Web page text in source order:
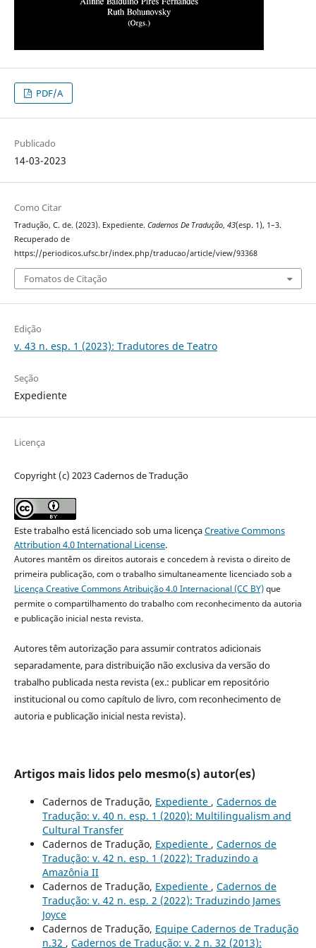
PDF/A
Publicado
14-03-2023
Como Citar
Tradução, C. de. (2023). Expediente. Cadernos De Tradução, 43(esp. 1), 1–3.
Recuperado de
https://periodicos.ufsc.br/index.php/traducao/article/view/93368
Fomatos de Citação
Edição
v. 43 n. esp. 1 (2023): Tradutores de Teatro
Seção
Expediente
Licença
Copyright (c) 2023 Cadernos de Tradução
Este trabalho está licenciado sob uma licençaCreative Commons
Attribution 4.0 International License.
Autores mantêm os direitos autorais e concedem à revista o direito de
primeira publicação, com o trabalho simultaneamente licenciado sob a
Licença Creative Commons Atribuição 4.0 Internacional (CC BY)que
permite o compartilhamento do trabalho com reconhecimento da autoria
e publicação inicial nesta revista.
Autores têm autorização para assumir contratos adicionais
separadamente, para distribuição não exclusiva da versão do
trabalho publicada nesta revista (ex.: publicar em repositório
institucional ou como capítulo de livro, com reconhecimento de
autoria e publicação inicial nesta revista).
Artigos mais lidos pelo mesmo(s) autor(es)
Cadernos de Tradução, Expediente , Cadernos de
Tradução: v. 40 n. esp. 1 (2020): Multilingualism and
Cultural Transfer
Cadernos de Tradução, Expediente , Cadernos de
Tradução: v. 42 n. esp. 1 (2022): Traduzindo a
Amazônia II
Cadernos de Tradução, Expediente , Cadernos de
Tradução: v. 42 n. esp. 2 (2022): Traduzindo James
Joyce
Cadernos de Tradução, Equipe Cadernos de Tradução
n.32 , Cadernos de Tradução: v. 2 n. 32 (2013):